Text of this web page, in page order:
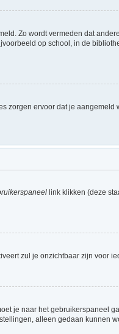
Zo wordt vermeden dat
op school, in de
zorgen ervoor dat je
link klikken (deze
zul je onzichtbaar zijn voor
je naar het gebruikerspaneel
alleen gedaan kunnen